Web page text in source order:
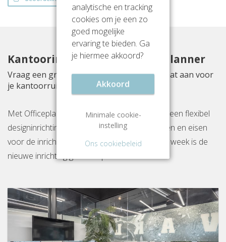
Kantoorinrichting met Officeplanner
Vraag een gratis inrichtingsvoorstel op maat aan voor
je kantoorruimte aan Europalaan 101
Met Officeplanner huur, huurkoop of koop je een flexibel
designinrichtingspakket op basis van je wensen en eisen
voor de inrichting van jouw kantoor. Binnen 1 week is de
nieuwe inrichting gereed op locatie.
analytische en tracking
cookies om je een zo
goed mogelijke
ervaring te bieden. Ga
je hiermee akkoord?
Akkoord
Minimale cookie-
instelling
Ons cookiebeleid